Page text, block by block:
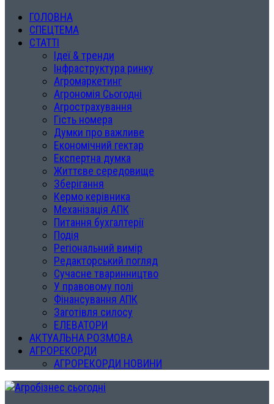
ГОЛОВНА
СПЕЦТЕМА
СТАТТІ
Ідеї & тренди
Інфраструктура ринку
Агромаркетинг
Агрономія Сьогодні
Агрострахування
Гість номера
Думки про важливе
Економічний гектар
Експертна думка
Життєве середовище
Зберігання
Кермо керівника
Механізація АПК
Питання бухгалтерії
Подія
Регіональний вимір
Редакторський погляд
Сучасне тваринництво
У правовому полі
Фінансування АПК
Заготівля силосу
ЕЛЕВАТОРИ
АКТУАЛЬНА РОЗМОВА
АГРОРЕКОРДИ
АГРОРЕКОРДИ НОВИНИ